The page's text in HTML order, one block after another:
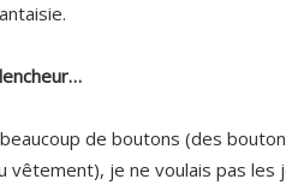
beaucoup de boutons (des
vêtement), je ne voulais pas